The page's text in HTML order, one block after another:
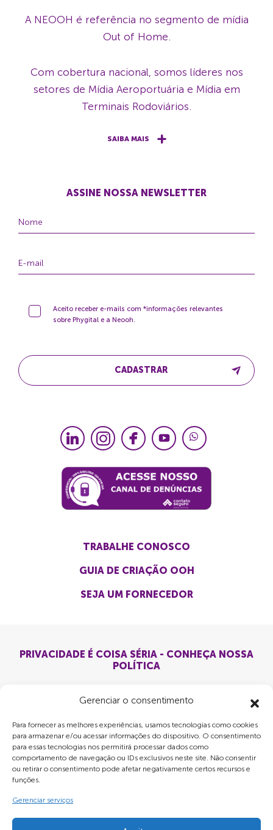
Gerenciar o consentimento
Para fornecer as melhores experiências, usamos tecnologias como cookies
para armazenar e/ou acessar informações do dispositivo. O consentimento
para essas tecnologias nos permitirá processar dados como
comportamento de navegação ou IDs exclusivos neste site. Não consentir
ou retirar o consentimento pode afetar negativamente certos recursos e
funções.
Gerenciar serviços
A NEOOH é referência no segmento de mídia
Out of Home.
Com cobertura nacional, somos líderes nos
setores de Mídia Aeroportuária e Mídia em
Terminais Rodoviários.
SAIBA MAIS
ASSINE NOSSA NEWSLETTER
Aceito receber e-mails com *informações relevantes
sobre Phygital e a Neooh.
CADASTRAR
TRABALHE CONOSCO
GUIA DE CRIAÇÃO OOH
SEJA UM FORNECEDOR
PRIVACIDADE É COISA SÉRIA - CONHEÇA NOSSA
POLÍTICA